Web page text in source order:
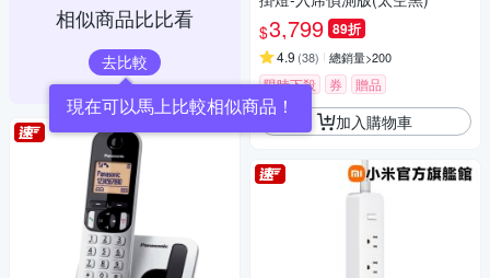
相似商品比比看
去比較
$3,799 89折
4.9 (38) 總銷量>200
限時下殺 券 贈品
加入購物車